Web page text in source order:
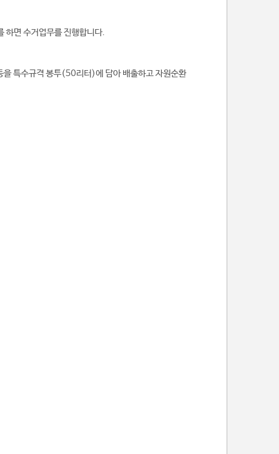
면 수거업무를 진행합니다.
을 특수규격 봉투(50리터)에 담아 배출하고 자원순환